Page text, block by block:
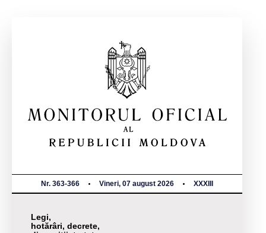
Nr. 363-366 Vineri, 07 august 2026 XXXIII
Legi,
hotărâri, decrete,